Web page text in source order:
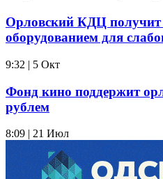
Орловский КДЦ получит
оборудованием для
9:32 | 5 Окт
Фонд кино поддержит
рублем
8:09 | 21 Июл